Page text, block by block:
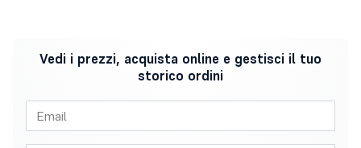
Vedi i prezzi, acquista online e gestisci il tuo
storico ordini